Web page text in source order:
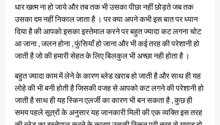
धार खत्म ना हो जाये और तब तक भी उसका पीछा नहीं छोड़ते जब तक
उसका दम नहीं निकाल जाता है । पर क्या अपने कभी इस बात पर ध्यान
दिया है की आपको इसका इस्तेमाल करने पर बहुत ज्यादा कट लगना चोट
आ जाना , जलन होना , फुंसियाँ हो जाना और भी कई तरह की परेशानी हो
जाती है जो की हमारी सेहत के लिए बिलकुल भी अच्छा नही होता है ।
बहुत ज्यादा काम में लेने के कारण ब्लेड खराब हो जाती है और साथ ही यह
लोहे की भी बनी होती है जिसकी वजह से आपको कट लगने की परेशानी हो
जाती है साथ ही यह स्किन एलर्जी का कारण भी बन सकता है , कुछ ही
समय पहले सूत्रों के अनुसार यह जानकारी मिली की एक व्यक्ति इस तरह